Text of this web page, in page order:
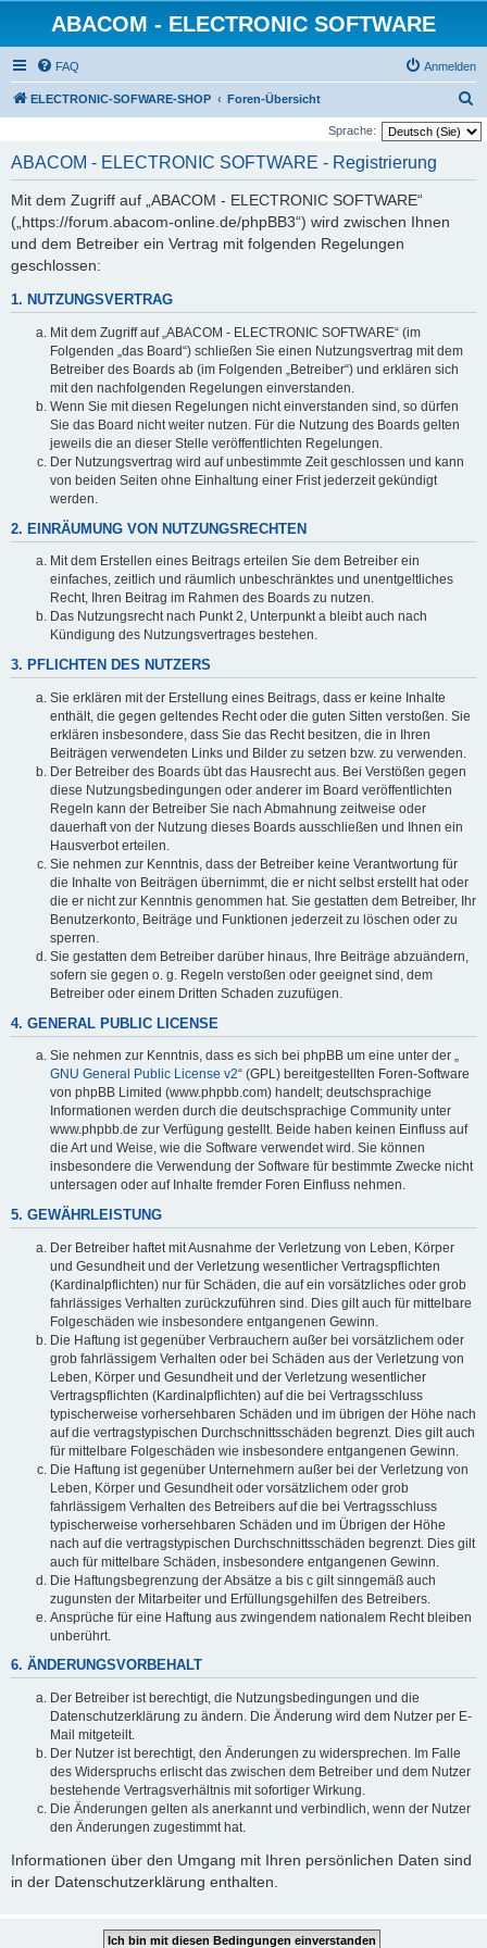
ABACOM - ELECTRONIC SOFTWARE
FAQ Anmelden
ELECTRONIC-SOFWARE-SHOP Foren-Übersicht
u
Sprache:
ABACOM - ELECTRONIC SOFTWARE - Registrierung
Mit dem Zugriff auf „ABACOM - ELECTRONIC SOFTWARE“
(„https://forum.abacom-online.de/phpBB3“) wird zwischen Ihnen
und dem Betreiber ein Vertrag mit folgenden Regelungen
geschlossen:
1. NUTZUNGSVERTRAG
Mit dem Zugriff auf „ABACOM - ELECTRONIC SOFTWARE“ (im
Folgenden „das Board“) schließen Sie einen Nutzungsvertrag mit dem
Betreiber des Boards ab (im Folgenden „Betreiber“) und erklären sich
mit den nachfolgenden Regelungen einverstanden.
Wenn Sie mit diesen Regelungen nicht einverstanden sind, so dürfen
Sie das Board nicht weiter nutzen. Für die Nutzung des Boards gelten
jeweils die an dieser Stelle veröffentlichten Regelungen.
Der Nutzungsvertrag wird auf unbestimmte Zeit geschlossen und kann
von beiden Seiten ohne Einhaltung einer Frist jederzeit gekündigt
werden.
2. EINRÄUMUNG VON NUTZUNGSRECHTEN
Mit dem Erstellen eines Beitrags erteilen Sie dem Betreiber ein
einfaches, zeitlich und räumlich unbeschränktes und unentgeltliches
Recht, Ihren Beitrag im Rahmen des Boards zu nutzen.
Das Nutzungsrecht nach Punkt 2, Unterpunkt a bleibt auch nach
Kündigung des Nutzungsvertrages bestehen.
3. PFLICHTEN DES NUTZERS
Sie erklären mit der Erstellung eines Beitrags, dass er keine Inhalte
enthält, die gegen geltendes Recht oder die guten Sitten verstoßen. Sie
erklären insbesondere, dass Sie das Recht besitzen, die in Ihren
Beiträgen verwendeten Links und Bilder zu setzen bzw. zu verwenden.
Der Betreiber des Boards übt das Hausrecht aus. Bei Verstößen gegen
diese Nutzungsbedingungen oder anderer im Board veröffentlichten
Regeln kann der Betreiber Sie nach Abmahnung zeitweise oder
dauerhaft von der Nutzung dieses Boards ausschließen und Ihnen ein
Hausverbot erteilen.
Sie nehmen zur Kenntnis, dass der Betreiber keine Verantwortung für
die Inhalte von Beiträgen übernimmt, die er nicht selbst erstellt hat oder
die er nicht zur Kenntnis genommen hat. Sie gestatten dem Betreiber, Ihr
Benutzerkonto, Beiträge und Funktionen jederzeit zu löschen oder zu
sperren.
Sie gestatten dem Betreiber darüber hinaus, Ihre Beiträge abzuändern,
sofern sie gegen o. g. Regeln verstoßen oder geeignet sind, dem
Betreiber oder einem Dritten Schaden zuzufügen.
4. GENERAL PUBLIC LICENSE
Sie nehmen zur Kenntnis, dass es sich bei phpBB um eine unter der „
GNU General Public License v2“ (GPL) bereitgestellten Foren-Software
von phpBB Limited (www.phpbb.com) handelt; deutschsprachige
Informationen werden durch die deutschsprachige Community unter
www.phpbb.de zur Verfügung gestellt. Beide haben keinen Einfluss auf
die Art und Weise, wie die Software verwendet wird. Sie können
insbesondere die Verwendung der Software für bestimmte Zwecke nicht
untersagen oder auf Inhalte fremder Foren Einfluss nehmen.
5. GEWÄHRLEISTUNG
Der Betreiber haftet mit Ausnahme der Verletzung von Leben, Körper
und Gesundheit und der Verletzung wesentlicher Vertragspflichten
(Kardinalpflichten) nur für Schäden, die auf ein vorsätzliches oder grob
fahrlässiges Verhalten zurückzuführen sind. Dies gilt auch für mittelbare
Folgeschäden wie insbesondere entgangenen Gewinn.
Die Haftung ist gegenüber Verbrauchern außer bei vorsätzlichem oder
grob fahrlässigem Verhalten oder bei Schäden aus der Verletzung von
Leben, Körper und Gesundheit und der Verletzung wesentlicher
Vertragspflichten (Kardinalpflichten) auf die bei Vertragsschluss
typischerweise vorhersehbaren Schäden und im übrigen der Höhe nach
auf die vertragstypischen Durchschnittsschäden begrenzt. Dies gilt auch
für mittelbare Folgeschäden wie insbesondere entgangenen Gewinn.
Die Haftung ist gegenüber Unternehmern außer bei der Verletzung von
Leben, Körper und Gesundheit oder vorsätzlichem oder grob
fahrlässigem Verhalten des Betreibers auf die bei Vertragsschluss
typischerweise vorhersehbaren Schäden und im Übrigen der Höhe
nach auf die vertragstypischen Durchschnittsschäden begrenzt. Dies gilt
auch für mittelbare Schäden, insbesondere entgangenen Gewinn.
Die Haftungsbegrenzung der Absätze a bis c gilt sinngemäß auch
zugunsten der Mitarbeiter und Erfüllungsgehilfen des Betreibers.
Ansprüche für eine Haftung aus zwingendem nationalem Recht bleiben
unberührt.
6. ÄNDERUNGSVORBEHALT
Der Betreiber ist berechtigt, die Nutzungsbedingungen und die
Datenschutzerklärung zu ändern. Die Änderung wird dem Nutzer per E-
Mail mitgeteilt.
Der Nutzer ist berechtigt, den Änderungen zu widersprechen. Im Falle
des Widerspruchs erlischt das zwischen dem Betreiber und dem Nutzer
bestehende Vertragsverhältnis mit sofortiger Wirkung.
Die Änderungen gelten als anerkannt und verbindlich, wenn der Nutzer
den Änderungen zugestimmt hat.
Informationen über den Umgang mit Ihren persönlichen Daten sind
in der Datenschutzerklärung enthalten.